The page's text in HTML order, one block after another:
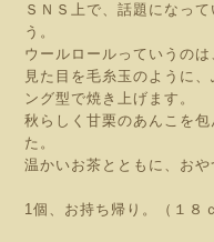
ＳＮＳ上で、話題になっ
う。
ウールロールっていうの
見た目を毛糸玉のように
ング型で焼き上げます。
秋らしく甘栗のあんこを
た。
温かいお茶とともに、おや
1個、 お持ち帰り。（１８